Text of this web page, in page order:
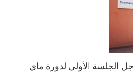
الجلسة الأولى لدورة ماي